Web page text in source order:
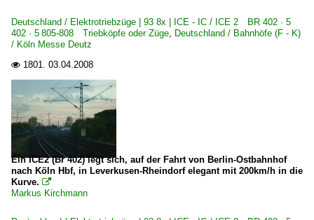
Deutschland / Elektrotriebzüge | 93 8x | ICE - IC / ICE 2 BR 402 · 5
402 · 5 805-808 Triebköpfe oder Züge, Deutschland / Bahnhöfe (F - K)
/ Köln Messe Deutz
 1801. 03.04.2008
Ein ICE2 (Br 402) legt sich, auf der Fahrt von Berlin-Ostbahnhof
nach Köln Hbf, in Leverkusen-Rheindorf elegant mit 200km/h in die
Kurve. 
Markus Kirchmann